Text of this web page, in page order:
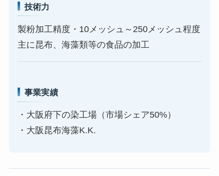
技術力
製粉加工精度・10メッシュ～250メッシュ程度
主に昆布、海藻類等の食品の加工
事業実績
・大阪府下の染工場（市場シェア50%）
・大阪昆布海藻K.K.